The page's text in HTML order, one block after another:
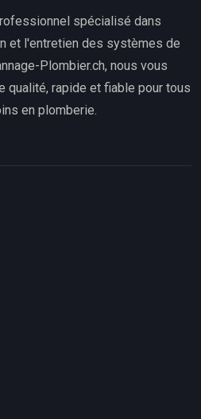
spécialisé dans
et l'entretien des systèmes de
Plombier.ch, nous vous
qualité, rapide et fiable pour tous
en plomberie.